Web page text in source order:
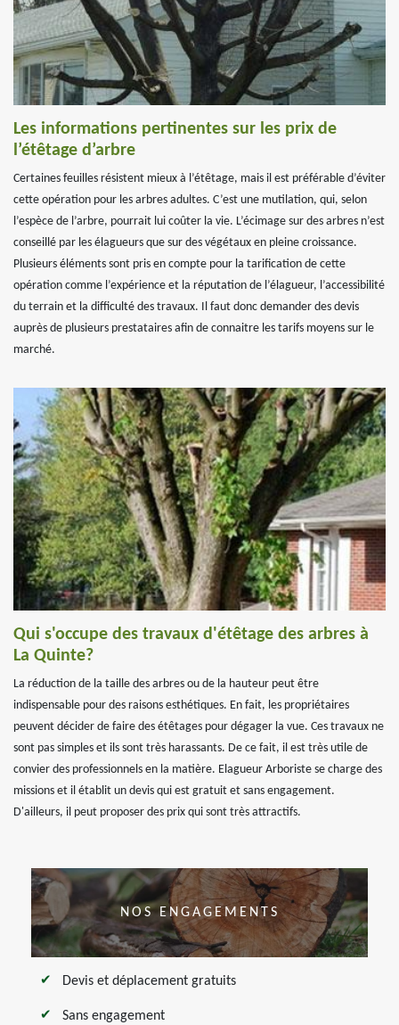
Les informations pertinentes sur les prix de
l’étêtage d’arbre
Certaines feuilles résistent mieux à l’étêtage, mais il est préférable d’éviter
cette opération pour les arbres adultes. C’est une mutilation, qui, selon
l’espèce de l’arbre, pourrait lui coûter la vie. L’écimage sur des arbres n’est
conseillé par les élagueurs que sur des végétaux en pleine croissance.
Plusieurs éléments sont pris en compte pour la tarification de cette
opération comme l’expérience et la réputation de l’élagueur, l’accessibilité
du terrain et la difficulté des travaux. Il faut donc demander des devis
auprès de plusieurs prestataires afin de connaitre les tarifs moyens sur le
marché.
Qui s'occupe des travaux d'étêtage des arbres à
La Quinte?
La réduction de la taille des arbres ou de la hauteur peut être
indispensable pour des raisons esthétiques. En fait, les propriétaires
peuvent décider de faire des étêtages pour dégager la vue. Ces travaux ne
sont pas simples et ils sont très harassants. De ce fait, il est très utile de
convier des professionnels en la matière. Elagueur Arboriste se charge des
missions et il établit un devis qui est gratuit et sans engagement.
D'ailleurs, il peut proposer des prix qui sont très attractifs.
NOS ENGAGEMENTS
Devis et déplacement gratuits
Sans engagement